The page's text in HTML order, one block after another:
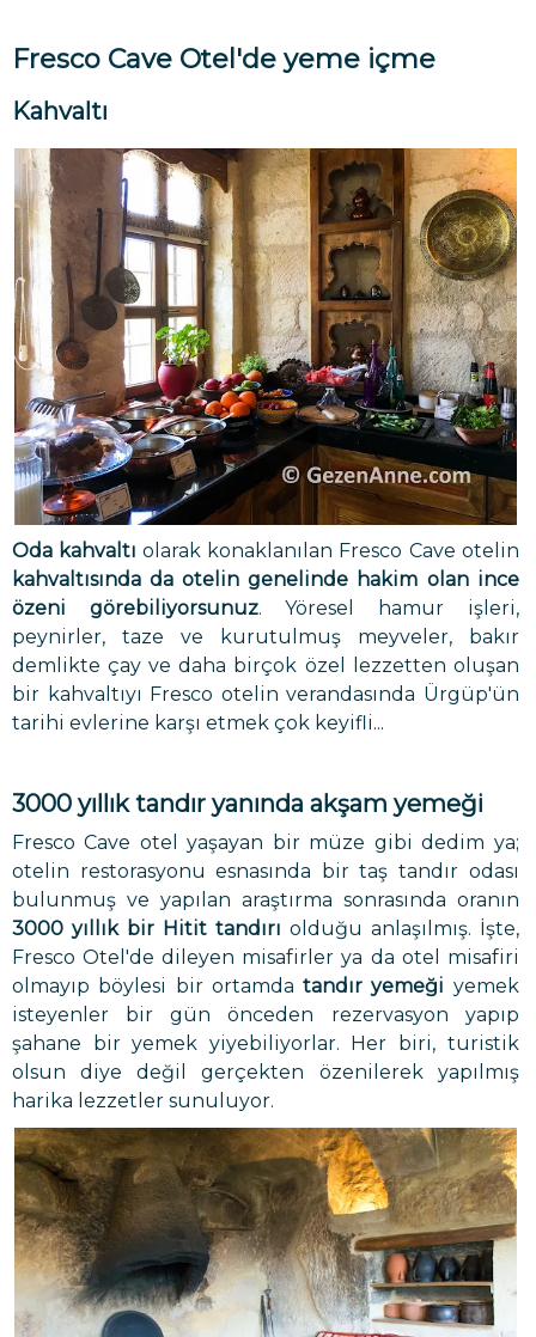
Fresco Cave Otel'de yeme içme
Kahvaltı
Oda kahvaltı olarak konaklanılan Fresco Cave otelin
kahvaltısında da otelin genelinde hakim olan ince
özeni görebiliyorsunuz. Yöresel hamur işleri,
peynirler, taze ve kurutulmuş meyveler, bakır
demlikte çay ve daha birçok özel lezzetten oluşan
bir kahvaltıyı Fresco otelin verandasında Ürgüp'ün
tarihi evlerine karşı etmek çok keyifli...
3000 yıllık tandır yanında akşam yemeği
Fresco Cave otel yaşayan bir müze gibi dedim ya;
otelin restorasyonu esnasında bir taş tandır odası
bulunmuş ve yapılan araştırma sonrasında oranın
3000 yıllık bir Hitit tandırı olduğu anlaşılmış. İşte,
Fresco Otel'de dileyen misafirler ya da otel misafiri
olmayıp böylesi bir ortamdatandır yemeği yemek
isteyenler bir gün önceden rezervasyon yapıp
şahane bir yemek yiyebiliyorlar. Her biri, turistik
olsun diye değil gerçekten özenilerek yapılmış
harika lezzetler sunuluyor.